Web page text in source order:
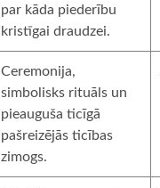
par kāda piederību
kristīgai draudzei.
Ceremonija,
simbolisks rituāls un
pieauguša ticīgā
pašreizējās ticības
zimogs.